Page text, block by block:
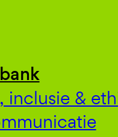
inclusie &